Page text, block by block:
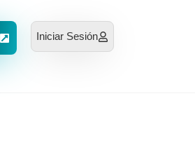
Iniciar Sesión